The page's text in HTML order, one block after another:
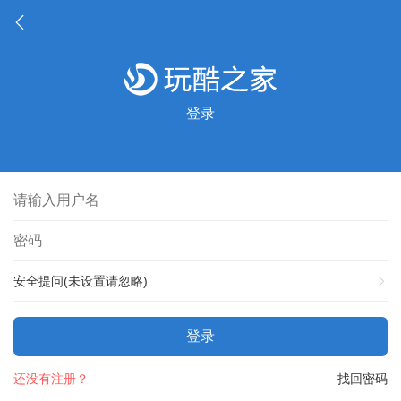
登录
安全提问(未设置请忽略)
登录
找回密码
还没有注册？